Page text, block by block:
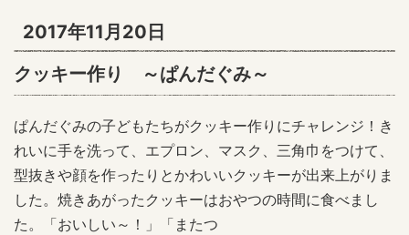
2017年11月20日
クッキー作り ～ぱんだぐみ～
ぱんだぐみの子どもたちがクッキー作りにチャレンジ！き
れいに手を洗って、エプロン、マスク、三角巾をつけて、
型抜きや顔を作ったりとかわいいクッキーが出来上がりま
した。焼きあがったクッキーはおやつの時間に食べまし
た。「おいしい～！」「またつ